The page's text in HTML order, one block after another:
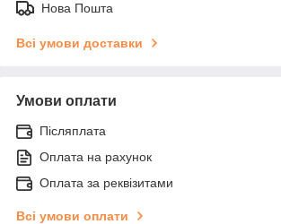
Нова Пошта
Всі умови доставки
Умови оплати
Післяплата
Оплата на рахунок
Оплата за реквізитами
Всі умови оплати